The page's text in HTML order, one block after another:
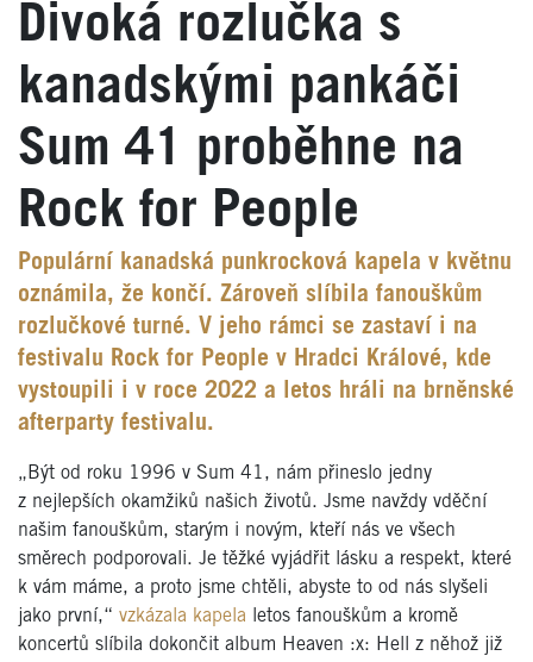
Divoká rozlučka s
kanadskými pankáči
Sum 41 proběhne na
Rock for People
Populární kanadská punkrocková kapela v květnu
oznámila, že končí. Zároveň slíbila fanouškům
rozlučkové turné. V jeho rámci se zastaví i na
festivalu Rock for People v Hradci Králové, kde
vystoupili i v roce 2022 a letos hráli na brněnské
afterparty festivalu.
„Být od roku 1996 v Sum 41, nám přineslo jedny
z nejlepších okamžiků našich životů. Jsme navždy vděční
našim fanouškům, starým i novým, kteří nás ve všech
směrech podporovali. Je těžké vyjádřit lásku a respekt, které
k vám máme, a proto jsme chtěli, abyste to od nás slyšeli
jako první,“ vzkázala kapela letos fanouškům a kromě
koncertů slíbila dokončit album Heaven :x: Hell z něhož již